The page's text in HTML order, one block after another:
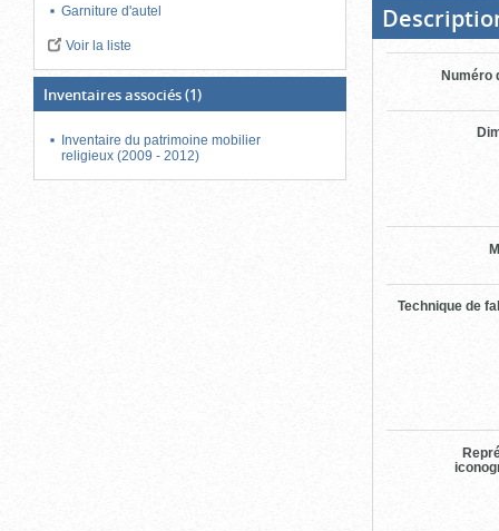
Garniture d'autel
Voir la liste
Inventaires associés(1)
Inventaire du patrimoine mobilier
religieux (2009 - 2012)
d'onglets
Numéro
Technique de